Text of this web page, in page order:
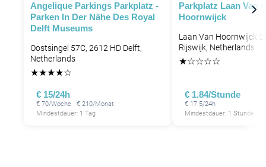
P
Angelique Parkings Parkplatz -
Parken In Der Nähe Des Royal
Delft Museums
Oostsingel 57C, 2612 HD Delft,
Netherlands
★★★★☆
€ 15/24h
€ 70/Woche · € 210/Monat
Mindestdauer: 1 Tag
Parkplatz Laan Van
Hoornwijck
Laan Van Hoornwijck
Rijswijk, Netherlands
★☆☆☆☆
€ 1.84/Stunde
€ 17.5/24h
Mindestdauer: 1 Stunde